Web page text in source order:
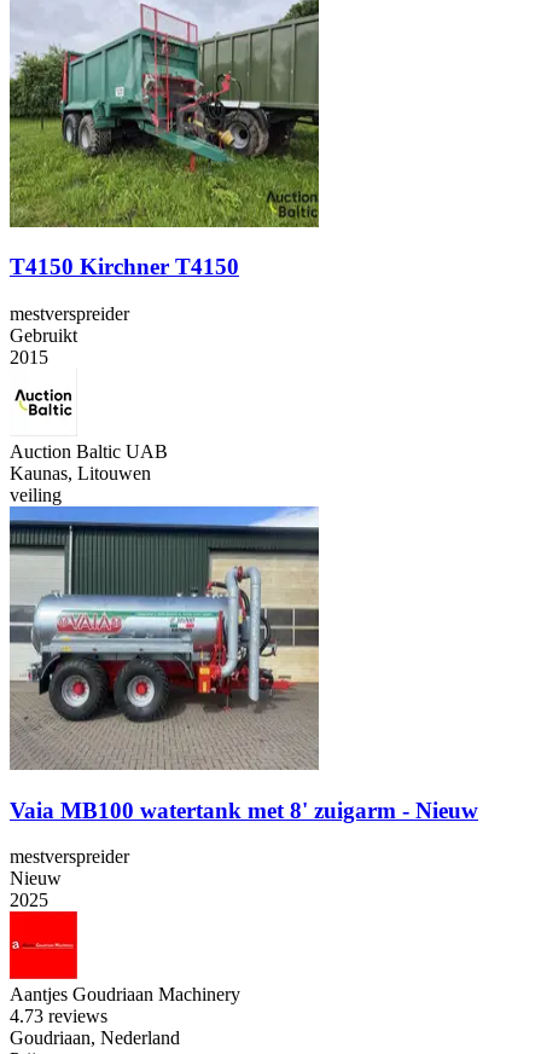
T4150 Kirchner T4150
mestverspreider
Gebruikt
2015
Auction Baltic UAB
Kaunas, Litouwen
veiling
Vaia MB100 watertank met 8' zuigarm - Nieuw
mestverspreider
Nieuw
2025
Aantjes Goudriaan Machinery
4.73 reviews
Goudriaan, Nederland